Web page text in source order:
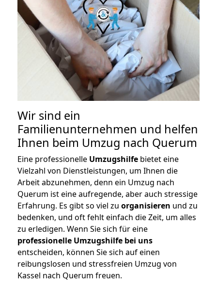
Wir sind ein
Familienunternehmen und helfen
Ihnen beim Umzug nach Querum
Eine professionelle Umzugshilfe bietet eine
Vielzahl von Dienstleistungen, um Ihnen die
Arbeit abzunehmen, denn ein Umzug nach
Querum ist eine aufregende, aber auch stressige
Erfahrung. Es gibt so viel zu organisieren und zu
bedenken, und oft fehlt einfach die Zeit, um alles
zu erledigen. Wenn Sie sich für eine
professionelle Umzugshilfe bei uns
entscheiden, können Sie sich auf einen
reibungslosen und stressfreien Umzug von
Kassel nach Querum freuen.